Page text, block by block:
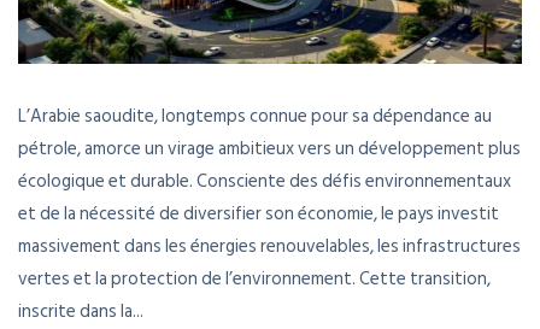
L’Arabie saoudite, longtemps connue pour sa dépendance au
pétrole, amorce un virage ambitieux vers un développement plus
écologique et durable. Consciente des défis environnementaux
et de la nécessité de diversifier son économie, le pays investit
massivement dans les énergies renouvelables, les infrastructures
vertes et la protection de l’environnement. Cette transition,
inscrite dans la...